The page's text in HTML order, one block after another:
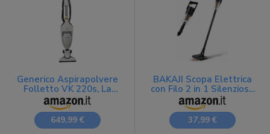
Generico Aspirapolvere
Folletto VK 220s, La
Ferrari della Pulizia, Dove
la Polvere Scompare in
Silenzio
649,99 €
BAKAJI Scopa Elettrica
con Filo 2 in 1 Silenziosa
e Salvaspazio con Filtro
HEPA, Aspirapolvere
Potente e Leggera con
Cavo da 5 Metri e
37,99 €